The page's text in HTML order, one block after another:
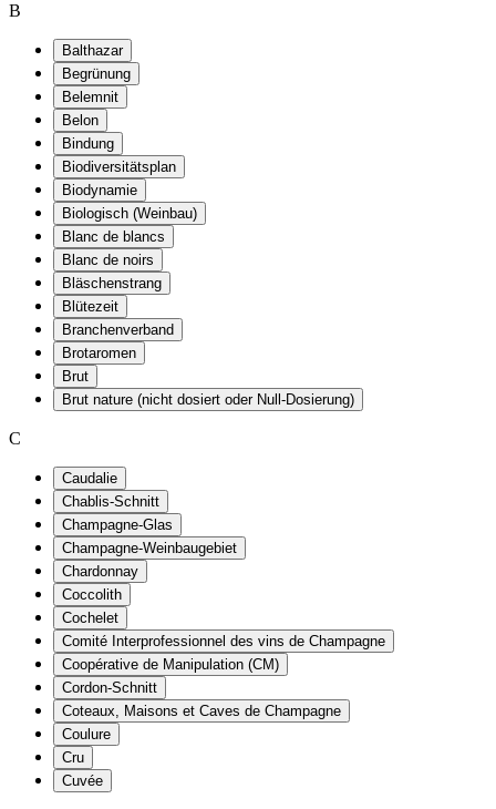
B
Balthazar
Begrünung
Belemnit
Belon
Bindung
Biodiversitätsplan
Biodynamie
Biologisch (Weinbau)
Blanc de blancs
Blanc de noirs
Bläschenstrang
Blütezeit
Branchenverband
Brotaromen
Brut
Brut nature (nicht dosiert oder Null-Dosierung)
C
Caudalie
Chablis-Schnitt
Champagne-Glas
Champagne-Weinbaugebiet
Chardonnay
Coccolith
Cochelet
Comité Interprofessionnel des vins de Champagne
Coopérative de Manipulation (CM)
Cordon-Schnitt
Coteaux, Maisons et Caves de Champagne
Coulure
Cru
Cuvée